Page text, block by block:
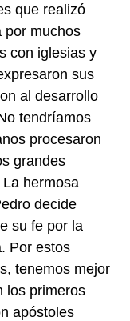
que realizó
por muchos
con iglesias y
sus
al desarrollo
tendríamos
procesaron
grandes
hermosa
decide
su fe por la
Por estos
tenemos mejor
los primeros
apóstoles